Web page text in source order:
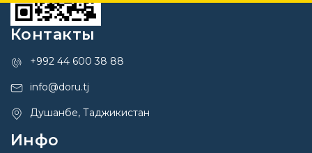
Контакты
+992 44 600 38 88
info@doru.tj
Душанбе, Таджикистан
Инфо